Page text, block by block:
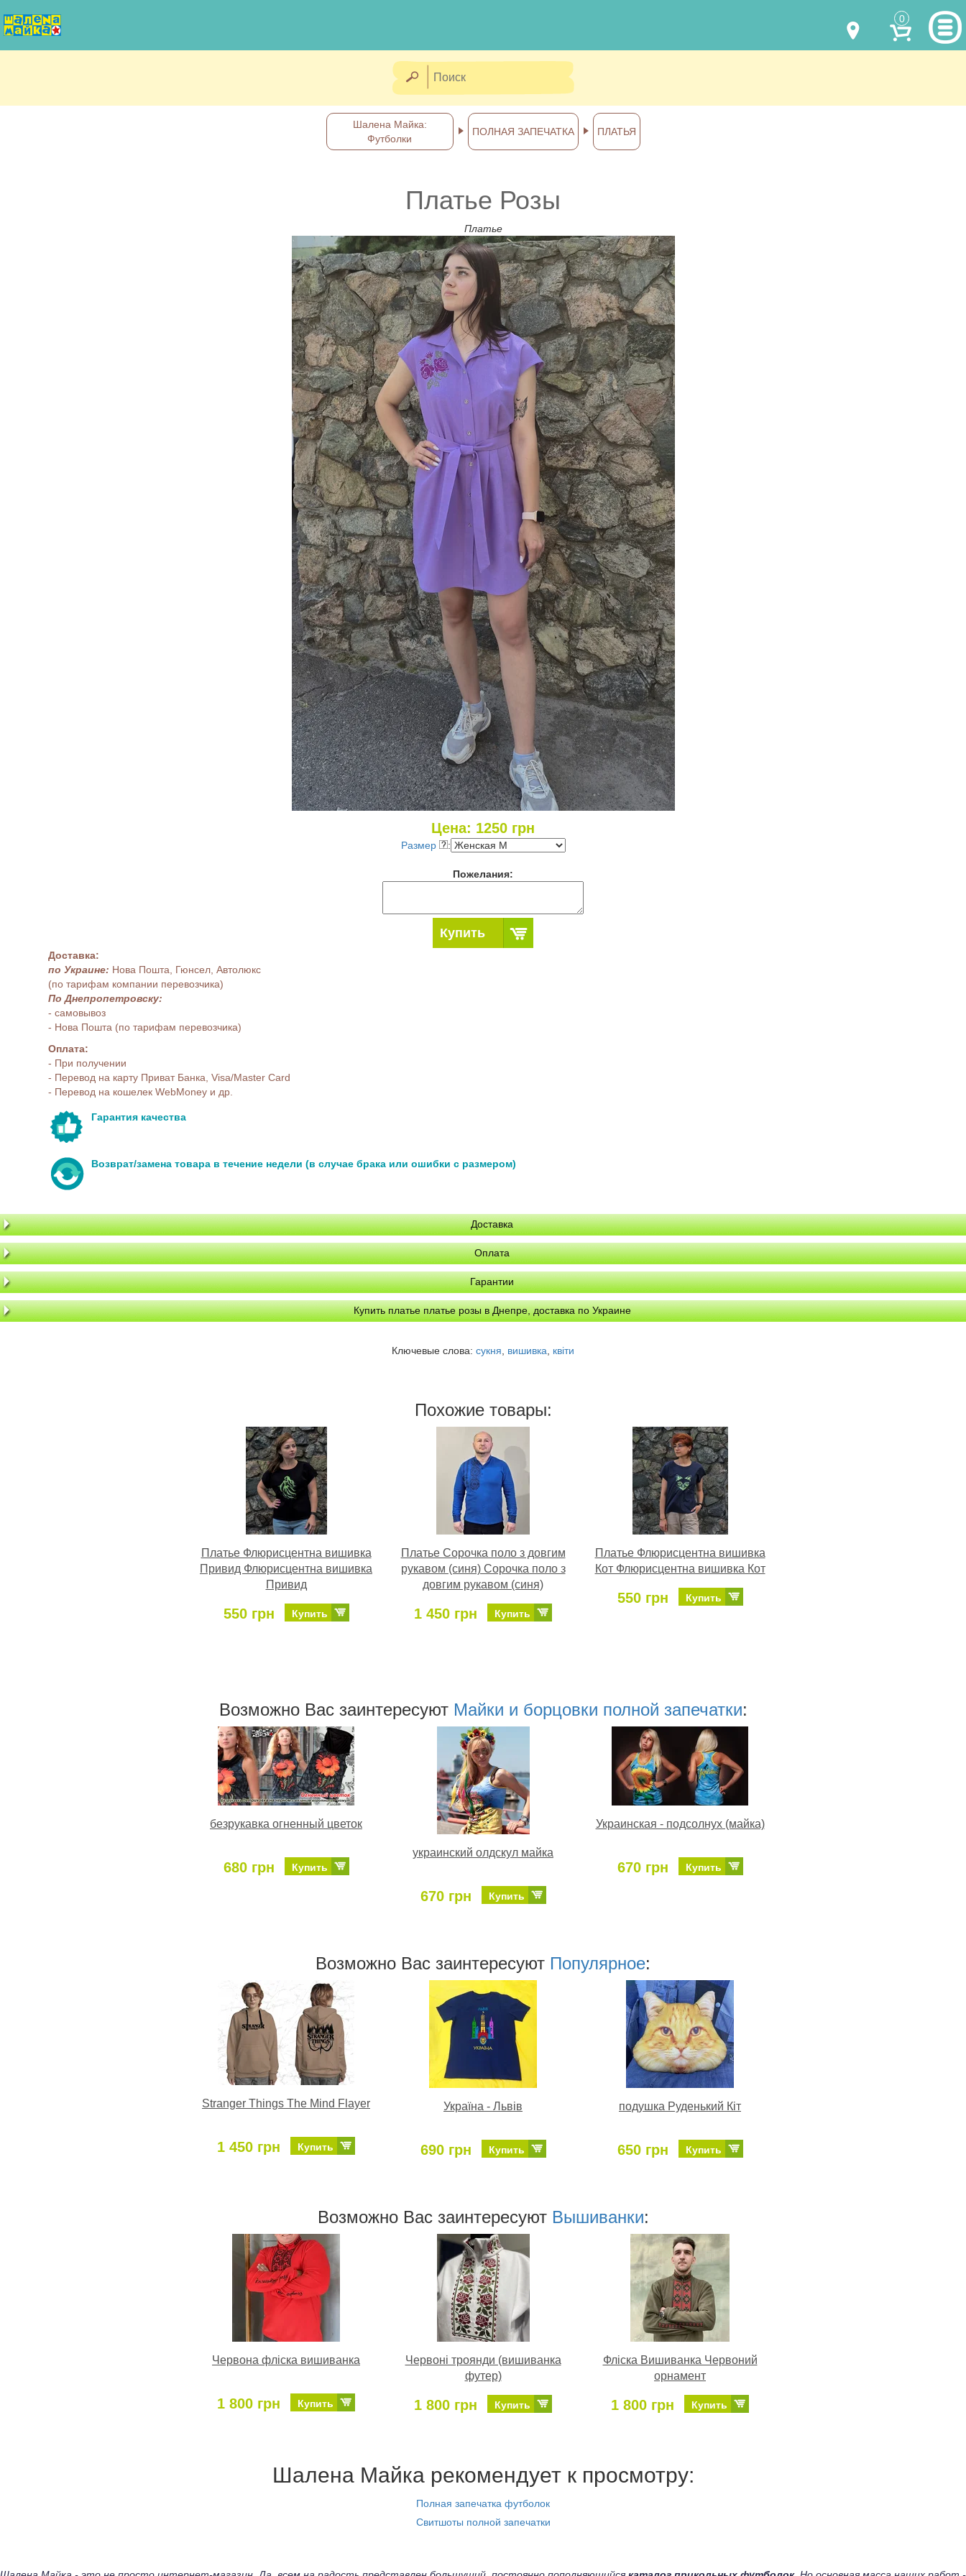
0
Отправка по Украине каждый день
Шалена Майка:
Футболки
ПОЛНАЯ ЗАПЕЧАТКА ПЛАТЬЯ
Платье Розы
Платье
Цена: 1250 грн
Размер :
Пожелания:
Купить
Доставка:
по Украине: Нова Пошта, Гюнсел, Автолюкс
(по тарифам компании перевозчика)
По Днепропетровску:
- самовывоз
- Нова Пошта (по тарифам перевозчика)
Оплата:
- При получении
- Перевод на карту Приват Банка, Visa/Master Card
- Перевод на кошелек WebMoney и др.
Гарантия качества
Возврат/замена товара в течение недели (в случае брака или ошибки с размером)
Доставка
Оплата
Гарантии
Купить платье платье розы в Днепре, доставка по Украине
Ключевые слова: сукня вишивка квіти
Похожие товары:
Платье Флюрисцентна вишивка
Привид Флюрисцентна вишивка
Привид
550 грн Купить
Платье Сорочка поло з довгим
рукавом (синя) Сорочка поло з
довгим рукавом (синя)
1 450 грн Купить
Платье Флюрисцентна вишивка
Кот Флюрисцентна вишивка Кот
550 грн Купить
Возможно Ваc заинтересуют Майки и борцовки полной запечатки:
безрукавка огненный цветок
680 грн Купить
украинский олдскул майка
670 грн Купить
Украинская - подсолнух (майка)
670 грн Купить
Возможно Ваc заинтересуют Популярное:
Stranger Things The Mind Flayer
1 450 грн Купить
Україна - Львів
690 грн Купить
подушка Руденький Кіт
650 грн Купить
Возможно Ваc заинтересуют Вышиванки:
Червона фліска вишиванка
1 800 грн Купить
Червоні троянди (вишиванка
футер)
1 800 грн Купить
Фліска Вишиванка Червоний
орнамент
1 800 грн Купить
Шалена Майка рекомендует к просмотру:
Полная запечатка футболок
Свитшоты полной запечатки